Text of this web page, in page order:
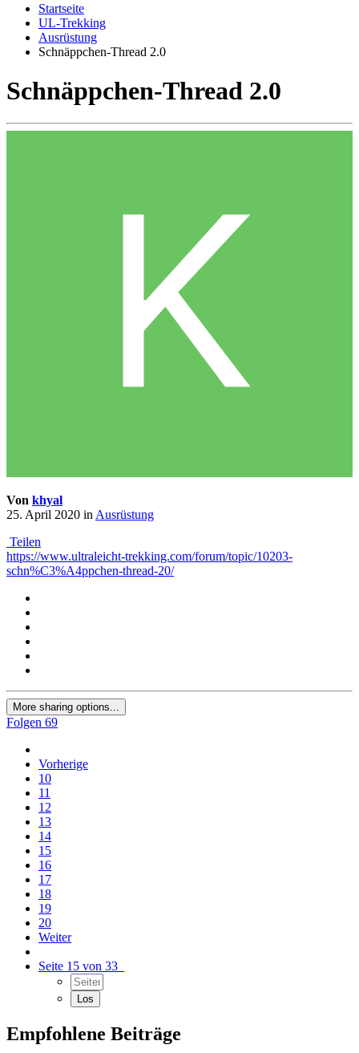
Startseite
UL-Trekking
Ausrüstung
Schnäppchen-Thread 2.0
Schnäppchen-Thread 2.0
Von khyal
25. April 2020 inAusrüstung
Teilen
https://www.ultraleicht-trekking.com/forum/topic/10203-
schn%C3%A4ppchen-thread-20/
More sharing options...
Folgen 69
Vorherige
10
11
12
13
14
15
16
17
18
19
20
Weiter
Seite 15 von 33
Empfohlene Beiträge